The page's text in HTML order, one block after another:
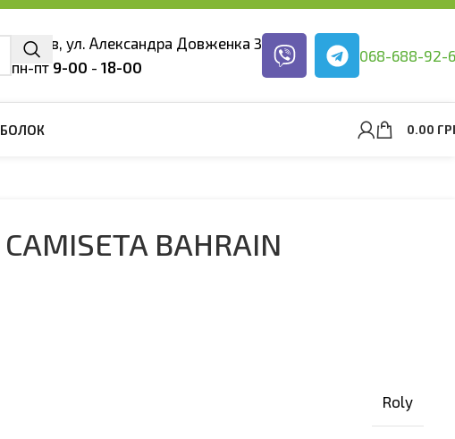
г. Киев, ул. Александра Довженка 3
пн-пт 9-00 - 18-00
068-688-92-
0.00
BAHRAIN
Roly